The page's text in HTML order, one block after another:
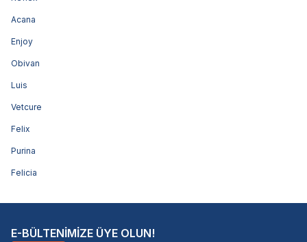
Acana
Enjoy
Obivan
Luis
Vetcure
Felix
Purina
Felicia
E-BÜLTENİMİZE ÜYE OLUN!